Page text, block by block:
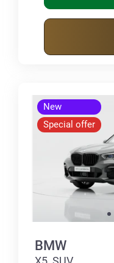
New
Special offer
BMW